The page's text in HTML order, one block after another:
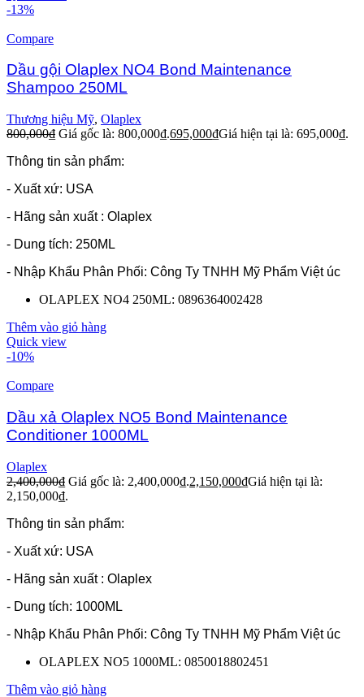
-13%
Compare
Dầu gội Olaplex NO4 Bond Maintenance
Shampoo 250ML
Thương hiệu Mỹ, Olaplex
800,000₫ Giá gốc là: 800,000₫.695,000₫Giá hiện tại là: 695,000₫.
Thông tin sản phẩm:
- Xuất xứ: USA
- Hãng sản xuất : Olaplex
- Dung tích: 250ML
- Nhập Khẩu Phân Phối: Công Ty TNHH Mỹ Phẩm Việt úc
OLAPLEX NO4 250ML: 0896364002428
Thêm vào giỏ hàng
Quick view
-10%
Compare
Dầu xả Olaplex NO5 Bond Maintenance
Conditioner 1000ML
Olaplex
2,400,000₫ Giá gốc là: 2,400,000₫.2,150,000₫Giá hiện tại là:
2,150,000₫.
Thông tin sản phẩm:
- Xuất xứ: USA
- Hãng sản xuất : Olaplex
- Dung tích: 1000ML
- Nhập Khẩu Phân Phối: Công Ty TNHH Mỹ Phẩm Việt úc
OLAPLEX NO5 1000ML: 0850018802451
Thêm vào giỏ hàng